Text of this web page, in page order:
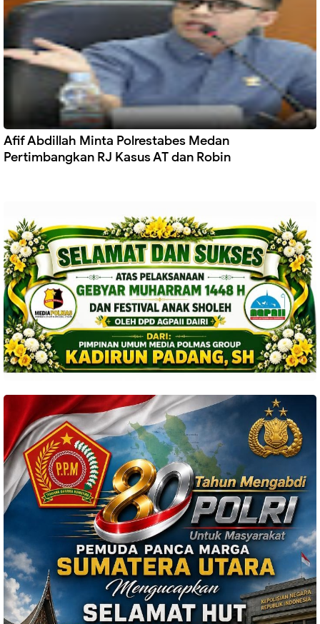
Afif Abdillah Minta Polrestabes Medan
Pertimbangkan RJ Kasus AT dan Robin